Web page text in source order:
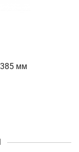
мм